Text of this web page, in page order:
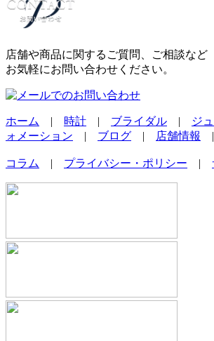
店舗や商品に関するご質問、ご相談など
お気軽にお問い合わせください。
ホーム | 時計 | ブライダル | ジ
ォメーション | ブログ | 店舗情報
コラム | プライバシー・ポリシー |